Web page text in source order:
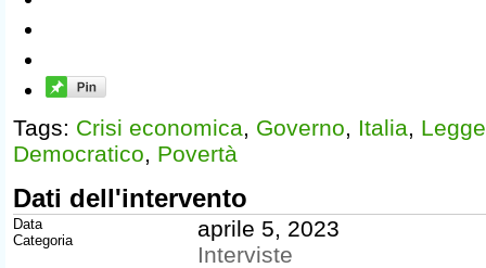
Tags: Crisi economica, Governo, Italia,
Democratico, Povertà
Dati dell'intervento
Data
Categoria
aprile 5, 2023
Interviste